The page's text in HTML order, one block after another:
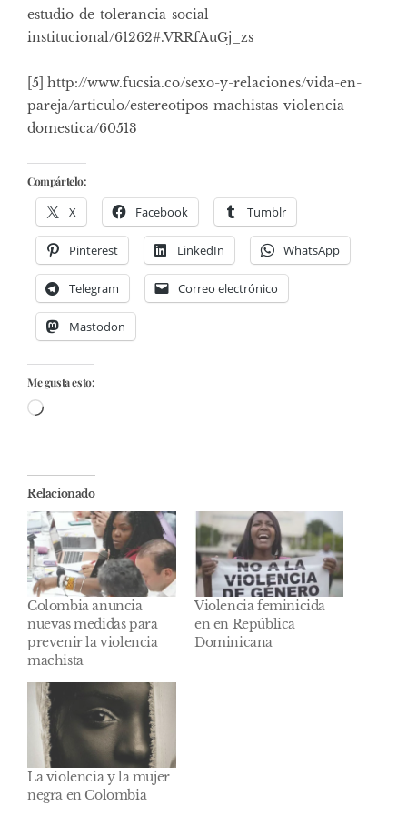
estudio-de-tolerancia-social-
institucional/61262#.VRRfAuGj_zs
[5] http://www.fucsia.co/sexo-y-relaciones/vida-en-
pareja/articulo/estereotipos-machistas-violencia-
domestica/60513
Compártelo:
X Facebook Tumblr
Pinterest LinkedIn WhatsApp
Telegram Correo electrónico
Mastodon
Me gusta esto:
Cargando...
Relacionado
Colombia anuncia
nuevas medidas para
prevenir la violencia
machista
Violencia feminicida
en en República
Dominicana
La violencia y la mujer
negra en Colombia